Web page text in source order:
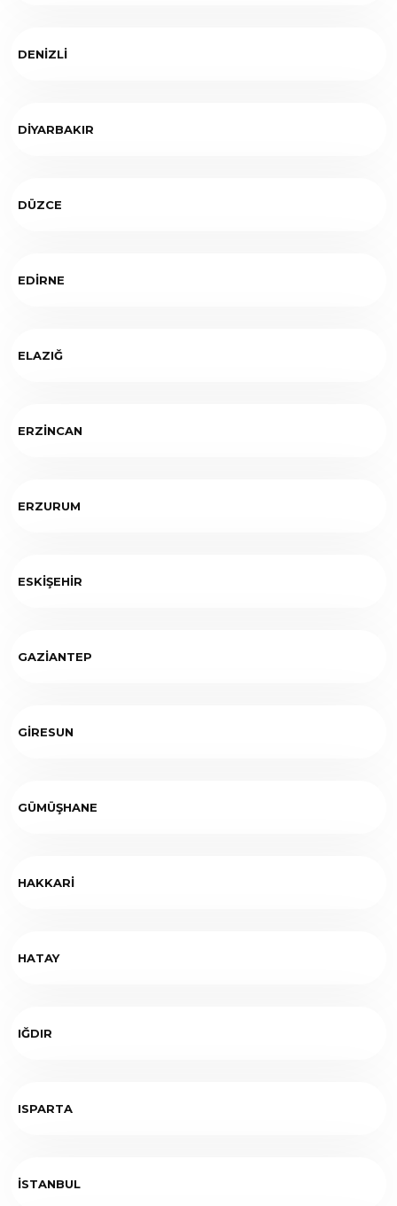
DENİZLİ
DİYARBAKIR
DÜZCE
EDİRNE
ELAZIĞ
ERZİNCAN
ERZURUM
ESKİŞEHİR
GAZİANTEP
GİRESUN
GÜMÜŞHANE
HAKKARİ
HATAY
IĞDIR
ISPARTA
İSTANBUL